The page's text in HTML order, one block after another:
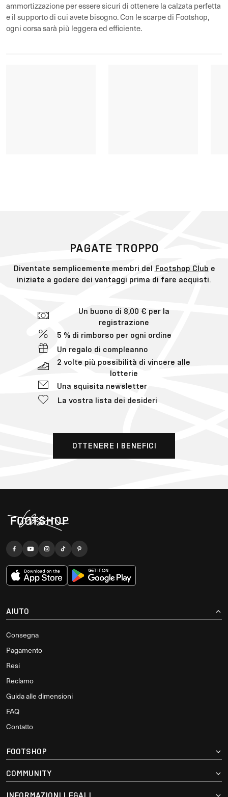
ammortizzazione per essere sicuri di ottenere la calzata perfetta
e il supporto di cui avete bisogno. Con le scarpe di Footshop,
ogni corsa sarà più leggera ed efficiente.
PAGATE TROPPO
Diventate semplicemente membri del Footshop Club e
iniziate a godere dei vantaggi prima di fare acquisti.
Un buono di 8,00 € per la
registrazione
5 % di rimborso per ogni ordine
Un regalo di compleanno
2 volte più possibilità di vincere alle
lotterie
Una squisita newsletter
La vostra lista dei desideri
OTTENERE I BENEFICI
AIUTO
Consegna
Pagamento
Resi
Reclamo
Guida alle dimensioni
FAQ
Contatto
FOOTSHOP
COMMUNITY